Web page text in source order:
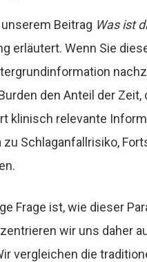
Beitrag Was ist
erläutert. Wenn Sie
den Anteil der
klinisch relevante
zu Schlaganfallrisiko,
Frage ist, wie dieser
wir uns daher
vergleichen die